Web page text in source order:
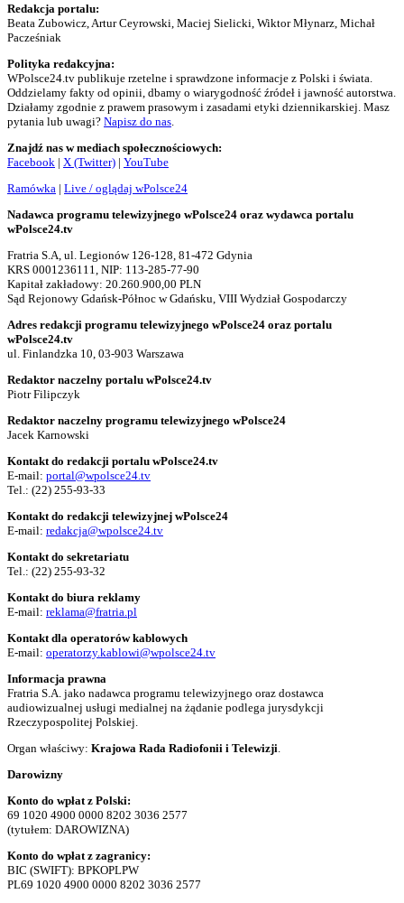
Redakcja portalu:
Beata Zubowicz, Artur Ceyrowski, Maciej Sielicki, Wiktor Młynarz, Michał
Pacześniak
Polityka redakcyjna:
WPolsce24.tv publikuje rzetelne i sprawdzone informacje z Polski i świata.
Oddzielamy fakty od opinii, dbamy o wiarygodność źródeł i jawność autorstwa.
Działamy zgodnie z prawem prasowym i zasadami etyki dziennikarskiej. Masz
pytania lub uwagi? Napisz do nas
Znajdź nas w mediach społecznościowych:
Facebook | X (Twitter) | YouTube
Ramówka | Live / oglądaj wPolsce24
Nadawca programu telewizyjnego wPolsce24 oraz wydawca portalu
wPolsce24.tv
Fratria S.A, ul. Legionów 126-128, 81-472 Gdynia
KRS 0001236111, NIP: 113-285-77-90
Kapitał zakładowy: 20.260.900,00 PLN
Sąd Rejonowy Gdańsk-Północ w Gdańsku, VIII Wydział Gospodarczy
Adres redakcji programu telewizyjnego wPolsce24 oraz portalu
wPolsce24.tv
ul. Finlandzka 10, 03-903 Warszawa
Redaktor naczelny portalu wPolsce24.tv
Piotr Filipczyk
Redaktor naczelny programu telewizyjnego wPolsce24
Jacek Karnowski
Kontakt do redakcji portalu wPolsce24.tv
E-mail: portal@wpolsce24.tv
Tel.: (22) 255-93-33
Kontakt do redakcji telewizyjnej wPolsce24
E-mail: redakcja@wpolsce24.tv
Kontakt do sekretariatu
Tel.: (22) 255-93-32
Kontakt do biura reklamy
E-mail: reklama@fratria.pl
Kontakt dla operatorów kablowych
E-mail: operatorzy.kablowi@wpolsce24.tv
Informacja prawna
Fratria S.A. jako nadawca programu telewizyjnego oraz dostawca
audiowizualnej usługi medialnej na żądanie podlega jurysdykcji
Rzeczypospolitej Polskiej.
Organ właściwy: Krajowa Rada Radiofonii i Telewizji
Darowizny
Konto do wpłat z Polski:
69 1020 4900 0000 8202 3036 2577
(tytułem: DAROWIZNA)
Konto do wpłat z zagranicy:
BIC (SWIFT): BPKOPLPW
PL69 1020 4900 0000 8202 3036 2577